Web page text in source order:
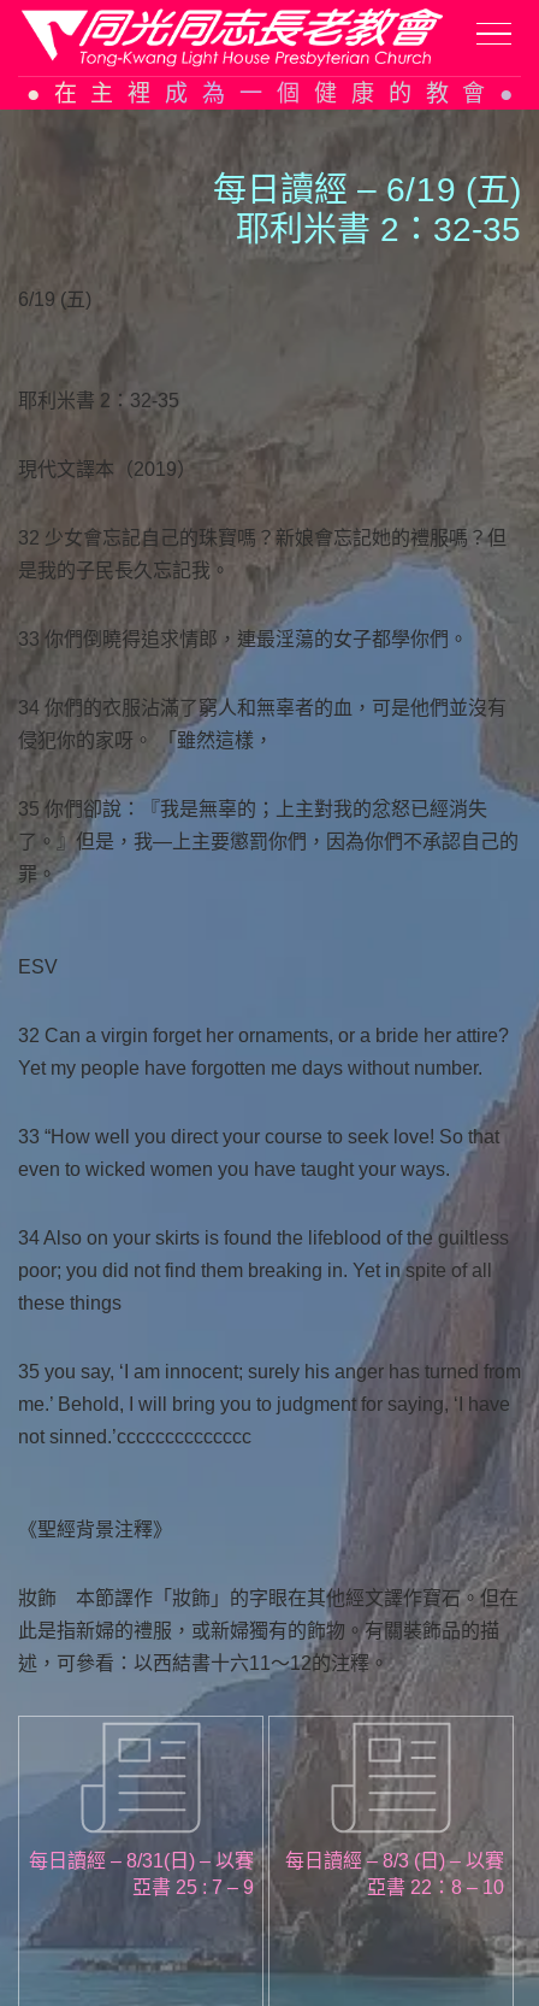
Skip
to
在主裡成為一個健康的教會
每日讀經 – 6/19 (五)
耶利米書 2：32-35
6/19 (五)
耶利米書 2：32-35
現代文譯本（2019）
32 少女會忘記自己的珠寶嗎？新娘會忘記她的禮服嗎？但
是我的子民長久忘記我。
33 你們倒曉得追求情郎，連最淫蕩的女子都學你們。
34 你們的衣服沾滿了窮人和無辜者的血，可是他們並沒有
侵犯你的家呀。 「雖然這樣，
35 你們卻說：『我是無辜的；上主對我的忿怒已經消失
了。』但是，我—上主要懲罰你們，因為你們不承認自己的
罪。
ESV
32 Can a virgin forget her ornaments, or a bride her attire?
Yet my people have forgotten me days without number.
33 “How well you direct your course to seek love! So that
even to wicked women you have taught your ways.
34 Also on your skirts is found the lifeblood of the guiltless
poor; you did not find them breaking in. Yet in spite of all
these things
35 you say, ‘I am innocent; surely his anger has turned from
me.’ Behold, I will bring you to judgment for saying, ‘I have
not sinned.’cccccccccccccc
《聖經背景注釋》
妝飾 本節譯作「妝飾」的字眼在其他經文譯作寶石。但在
此是指新婦的禮服，或新婦獨有的飾物。有關裝飾品的描
述，可參看：以西結書十六11～12的注釋。
每日讀經 – 8/31(日) – 以賽
亞書 25 : 7 – 9
每日讀經 – 8/3 (日) – 以賽
亞書 22：8 – 10